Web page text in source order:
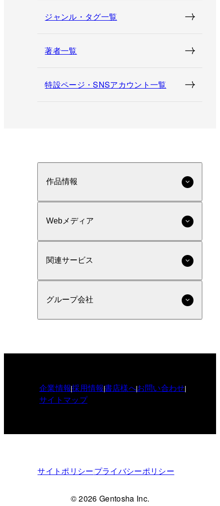
ジャンル・タグ一覧
著者一覧
特設ページ・SNSアカウント一覧
作品情報
Webメディア
関連サービス
グループ会社
企業情報採用情報書店様へお問い合わせ
サイトマップ
サイトポリシープライバシーポリシー
© 2026 Gentosha Inc.